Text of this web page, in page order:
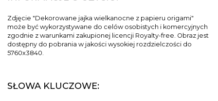
Zdjęcie "Dekorowane jajka wielkanocne z papieru origami"
może być wykorzystywane do celów osobistych i komercyjnych
zgodnie z warunkami zakupionej licencji Royalty-free. Obraz jest
dostępny do pobrania w jakości wysokiej rozdzielczości do
5760x3840.
SŁOWA KLUCZOWE: